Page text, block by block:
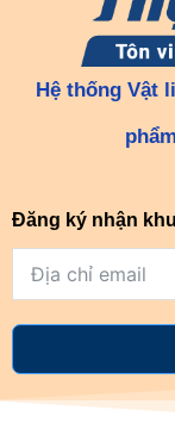
Hệ thống Vật
Đăng ký nhận